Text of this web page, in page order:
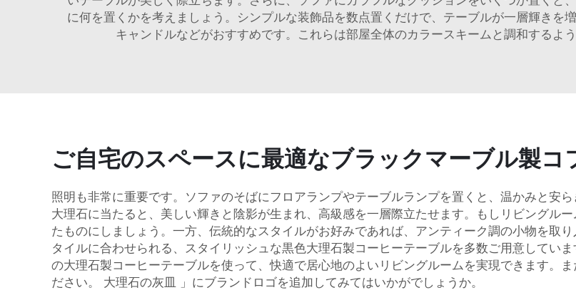
に何を置くかを考えましょう。シンプルな装飾品を数点置くだけで、テーブルが一層輝きを
キャンドルなどがおすすめです。これらは部屋全体のカラースキームと調和するよ
ご自宅のスペースに最適なブラックマーブル製コ
照明も非常に重要です。ソファのそばにフロアランプやテーブルランプを置くと、温かみと安
大理石に当たると、美しい輝きと陰影が生まれ、高級感を一層際立たせます。もしリビングル
たものにしましょう。一方、伝統的なスタイルがお好みであれば、アンティーク調の小物を取
タイルに合わせられる、スタイリッシュな黒色大理石製コーヒーテーブルを多数ご用意してい
の大理石製コーヒーテーブルを使って、快適で居心地のよいリビングルームを実現できます。
ださい。 大理石の灰皿 」にブランドロゴを追加してみてはいかがでしょうか。